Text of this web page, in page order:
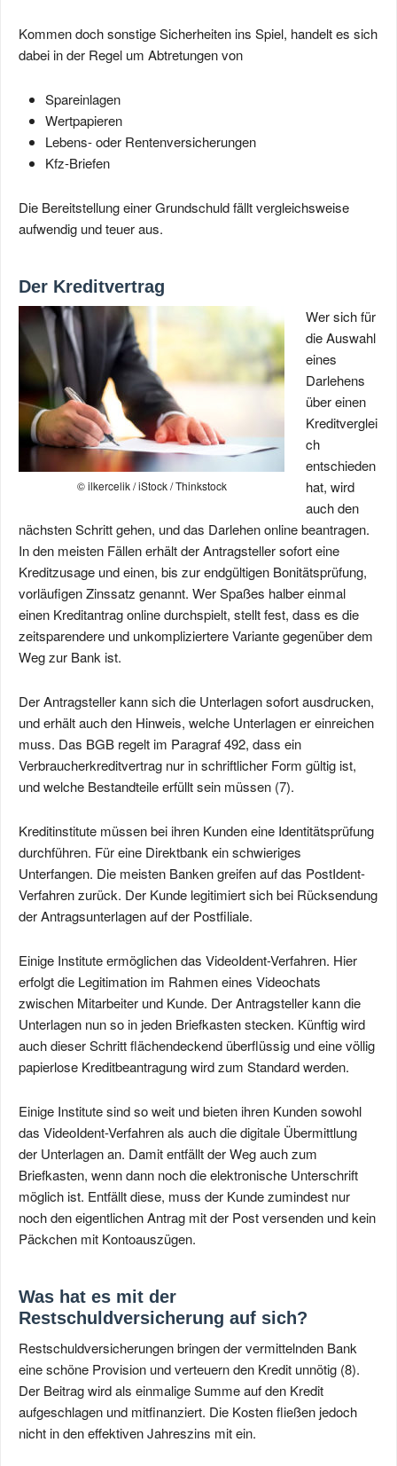
Kommen doch sonstige Sicherheiten ins Spiel, handelt es sich
dabei in der Regel um Abtretungen von
Spareinlagen
Wertpapieren
Lebens- oder Rentenversicherungen
Kfz-Briefen
Die Bereitstellung einer Grundschuld fällt vergleichsweise
aufwendig und teuer aus.
Der Kreditvertrag
© ilkercelik / iStock / Thinkstock
Wer sich für
die Auswahl
eines
Darlehens
über einen
Kreditverglei
ch
entschieden
hat, wird
auch den
nächsten Schritt gehen, und das Darlehen online beantragen.
In den meisten Fällen erhält der Antragsteller sofort eine
Kreditzusage und einen, bis zur endgültigen Bonitätsprüfung,
vorläufigen Zinssatz genannt. Wer Spaßes halber einmal
einen Kreditantrag online durchspielt, stellt fest, dass es die
zeitsparendere und unkompliziertere Variante gegenüber dem
Weg zur Bank ist.
Der Antragsteller kann sich die Unterlagen sofort ausdrucken,
und erhält auch den Hinweis, welche Unterlagen er einreichen
muss. Das BGB regelt im Paragraf 492, dass ein
Verbraucherkreditvertrag nur in schriftlicher Form gültig ist,
und welche Bestandteile erfüllt sein müssen (7).
Kreditinstitute müssen bei ihren Kunden eine Identitätsprüfung
durchführen. Für eine Direktbank ein schwieriges
Unterfangen. Die meisten Banken greifen auf das PostIdent-
Verfahren zurück. Der Kunde legitimiert sich bei Rücksendung
der Antragsunterlagen auf der Postfiliale.
Einige Institute ermöglichen das VideoIdent-Verfahren. Hier
erfolgt die Legitimation im Rahmen eines Videochats
zwischen Mitarbeiter und Kunde. Der Antragsteller kann die
Unterlagen nun so in jeden Briefkasten stecken. Künftig wird
auch dieser Schritt flächendeckend überflüssig und eine völlig
papierlose Kreditbeantragung wird zum Standard werden.
Einige Institute sind so weit und bieten ihren Kunden sowohl
das VideoIdent-Verfahren als auch die digitale Übermittlung
der Unterlagen an. Damit entfällt der Weg auch zum
Briefkasten, wenn dann noch die elektronische Unterschrift
möglich ist. Entfällt diese, muss der Kunde zumindest nur
noch den eigentlichen Antrag mit der Post versenden und kein
Päckchen mit Kontoauszügen.
Was hat es mit der
Restschuldversicherung auf sich?
Restschuldversicherungen bringen der vermittelnden Bank
eine schöne Provision und verteuern den Kredit unnötig (8).
Der Beitrag wird als einmalige Summe auf den Kredit
aufgeschlagen und mitfinanziert. Die Kosten fließen jedoch
nicht in den effektiven Jahreszins mit ein.